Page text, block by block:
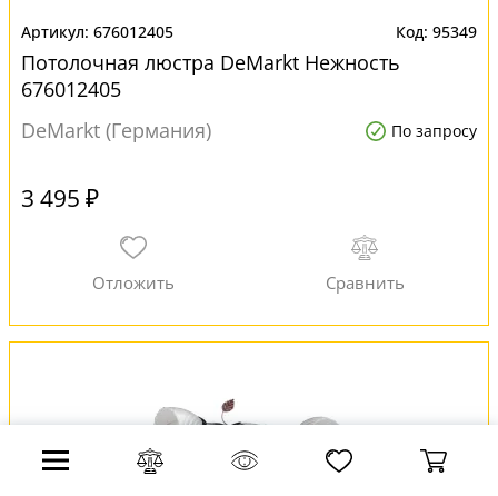
676012405 95349
Потолочная люстра DeMarkt Нежность
676012405
DeMarkt (Германия)
По запросу
3 495 ₽